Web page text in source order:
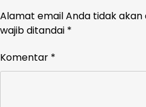
Alamat email Anda tidak akan
wajib ditandai *
Komentar *